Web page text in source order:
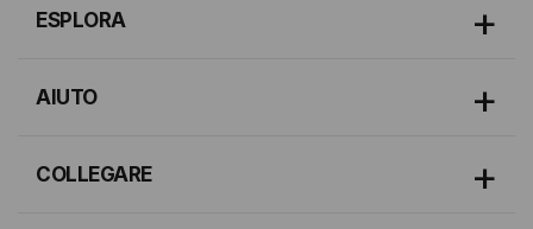
ESPLORA
AIUTO
COLLEGARE